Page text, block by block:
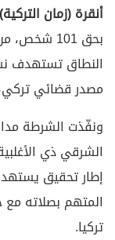
أنقرة (زمان
بحق 101
النطاق تستهدف
مصدر قضائي
ونفّذت الشرطة
الشرقي ذي
إطار تحقيق
المتهم بصلاته
تركيا.